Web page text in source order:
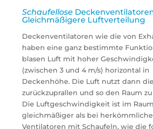
Schaufellose
Gleichmäßigere Luftverteilung
Deckenventilatoren wie die von
haben eine ganz bestimmte
blasen Luft mit hoher
(zwischen 3 und 4 m/s) horizontal in
Deckenhöhe. Die Luft nutzt dann
zurückzuprallen und so den Raum
Die Luftgeschwindigkeit ist im Raum
gleichmäßiger als bei
Ventilatoren mit Schaufeln, wie die